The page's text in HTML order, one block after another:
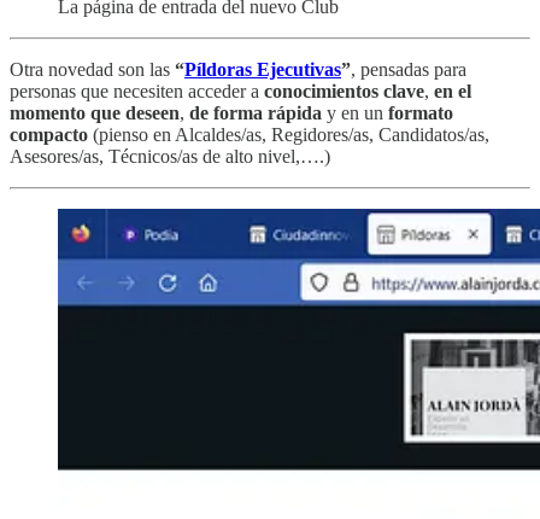
La página de entrada del nuevo Club
Otra novedad son las “Píldoras Ejecutivas”, pensadas para
personas que necesiten acceder a conocimientos clave, en el
momento que deseen, de forma rápida y en un formato
compacto (pienso en Alcaldes/as, Regidores/as, Candidatos/as,
Asesores/as, Técnicos/as de alto nivel,….)